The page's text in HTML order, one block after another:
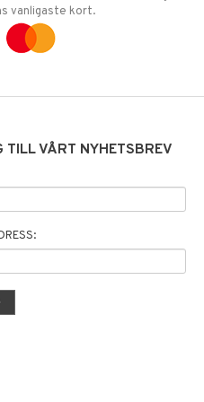
vanligaste kort.
TILL VÅRT NYHETSBREV